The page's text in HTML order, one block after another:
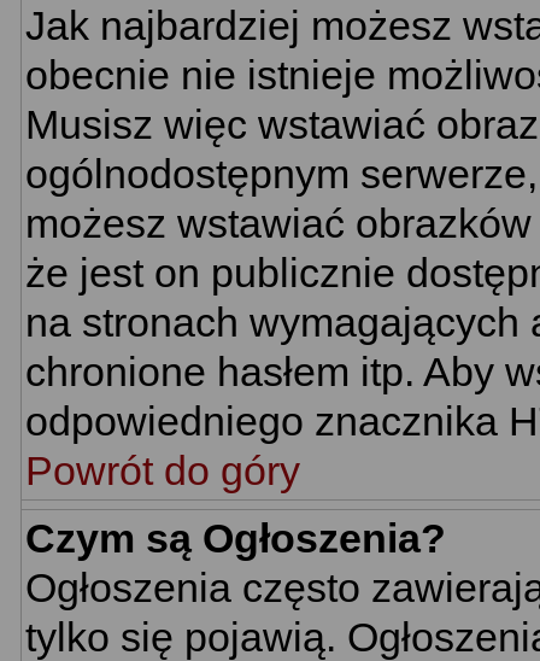
Jak najbardziej możesz
obecnie nie istnieje
Musisz więc wstawiać
ogólnodostępnym
możesz wstawiać
że jest on publicznie
na stronach wymagających
chronione hasłem itp. Aby
odpowiedniego znacznika
Powrót do góry
Czym są Ogłoszenia?
Ogłoszenia często
tylko się pojawią.